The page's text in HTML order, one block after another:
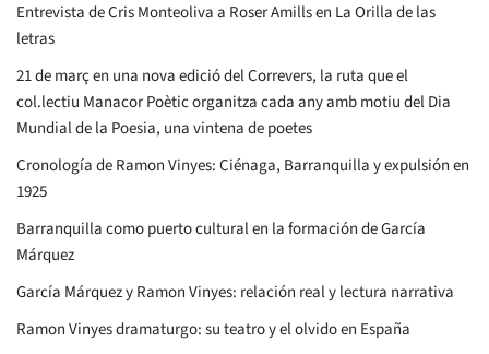
Entrevista de Cris Monteoliva a Roser Amills en La Orilla de las
letras
21 de març en una nova edició del Correvers, la ruta que el
col.lectiu Manacor Poètic organitza cada any amb motiu del Dia
Mundial de la Poesia, una vintena de poetes
Cronología de Ramon Vinyes: Ciénaga, Barranquilla y expulsión en
1925
Barranquilla como puerto cultural en la formación de García
Márquez
García Márquez y Ramon Vinyes: relación real y lectura narrativa
Ramon Vinyes dramaturgo: su teatro y el olvido en España